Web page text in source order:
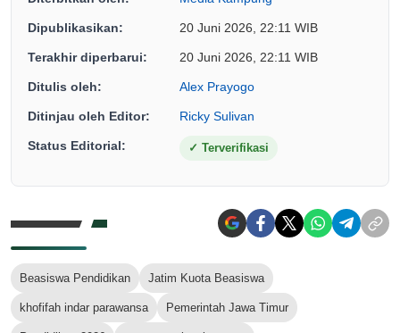
Dipublikasikan: 20 Juni 2026, 22:11 WIB
Terakhir diperbarui: 20 Juni 2026, 22:11 WIB
Ditulis oleh: Alex Prayogo
Ditinjau oleh Editor: Ricky Sulivan
Status Editorial: ✓ Terverifikasi
Beasiswa Pendidikan Jatim Kuota Beasiswa
khofifah indar parawansa Pemerintah Jawa Timur